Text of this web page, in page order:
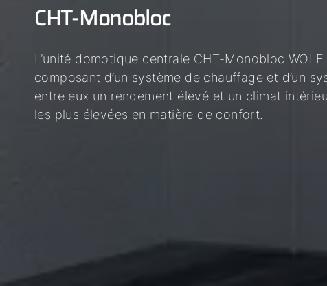
CHT-Monobloc
L’unité domotique centrale CHT-Monobloc
composant d’un système de chauffage et d’un
entre eux un rendement élevé et un climat
les plus élevées en matière de confort.